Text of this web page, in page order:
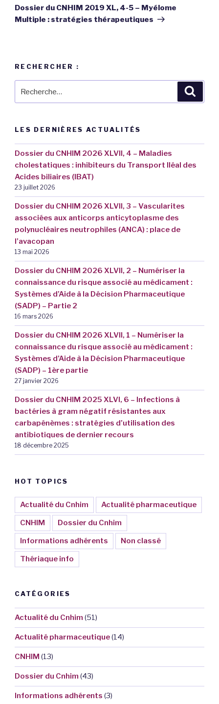
suivant
Dossier du CNHIM 2019 XL, 4-5 – Myélome
Multiple : stratégies thérapeutiques
RECHERCHER :
LES DERNIÈRES ACTUALITÉS
Dossier du CNHIM 2026 XLVII, 4 – Maladies
cholestatiques : inhibiteurs du Transport Iléal des
Acides biliaires (IBAT)
23 juillet 2026
Dossier du CNHIM 2026 XLVII, 3 – Vascularites
associées aux anticorps anticytoplasme des
polynucléaires neutrophiles (ANCA) : place de
l’avacopan
13 mai 2026
Dossier du CNHIM 2026 XLVII, 2 – Numériser la
connaissance du risque associé au médicament :
Systèmes d’Aide à la Décision Pharmaceutique
(SADP) – Partie 2
16 mars 2026
Dossier du CNHIM 2026 XLVII, 1 – Numériser la
connaissance du risque associé au médicament :
Systèmes d’Aide à la Décision Pharmaceutique
(SADP) – 1ère partie
27 janvier 2026
Dossier du CNHIM 2025 XLVI, 6 – Infections à
bactéries à gram négatif résistantes aux
carbapénèmes : stratégies d’utilisation des
antibiotiques de dernier recours
18 décembre 2025
HOT TOPICS
Actualité du Cnhim Actualité pharmaceutique
CNHIM Dossier du Cnhim
Informations adhérents Non classé
Thériaque info
CATÉGORIES
Actualité du Cnhim (51)
Actualité pharmaceutique(14)
CNHIM (13)
Dossier du Cnhim (43)
Informations adhérents (3)